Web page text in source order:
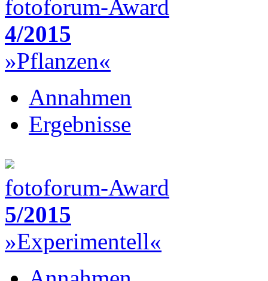
fotoforum-Award
4/2015
»Pflanzen«
Annahmen
Ergebnisse
fotoforum-Award
5/2015
»Experimentell«